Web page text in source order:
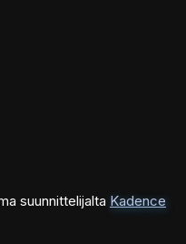
suunnittelijalta Kadence